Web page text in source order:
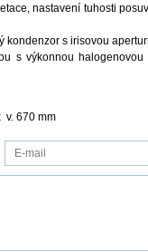
nastavení tuhosti
kondenzor s irisovou
s výkonnou
v. 670 mm